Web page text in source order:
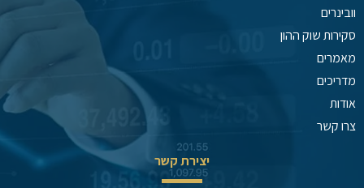
וובינרים
סקירות שוק ההון
מאמרים
מדריכים
אודות
צרו קשר
יצירת קשר